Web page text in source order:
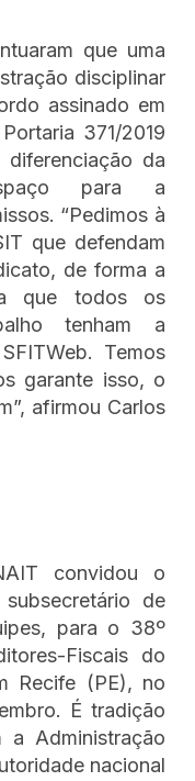
que uma
disciplinar
assinado em
371/2019
da
para a
“Pedimos à
que defendam
de forma a
que todos os
tenham a
Temos
garante isso, o
afirmou Carlos
convidou o
de
para o 38º
Fiscais do
Recife (PE), no
É tradição
Administração
nacional